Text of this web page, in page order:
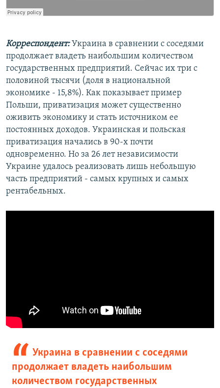
Корреспондент:Украина в сравнении с соседями
продолжает владеть наибольшим количеством
государственных предприятий. Сейчас их три с
половиной тысячи (доля в национальной
экономике - 15,8%). Как показывает пример
Польши, приватизация может существенно
оживить экономику и стать источником ее
постоянных доходов. Украинская и польская
приватизация начались в 90-х почти
одновременно. Но за 26 лет независимости
Украине удалось реализовать лишь небольшую
часть предприятий - самых крупных и самых
рентабельных.
Украина в сравнении с соседями
продолжает владеть наибольшим
количеством государственных